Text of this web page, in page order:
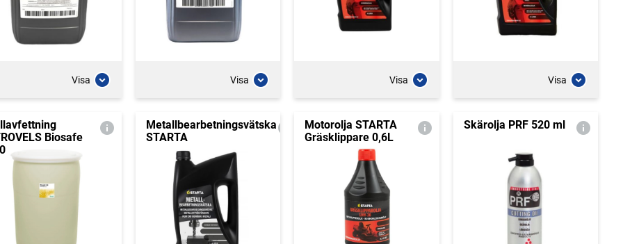
Visa Visa Visa Visa
Biosafe
Metallbearbetningsvätska
STARTA
Motorolja STARTA
Gräsklippare 0,6L
Skärolja PRF 520 ml